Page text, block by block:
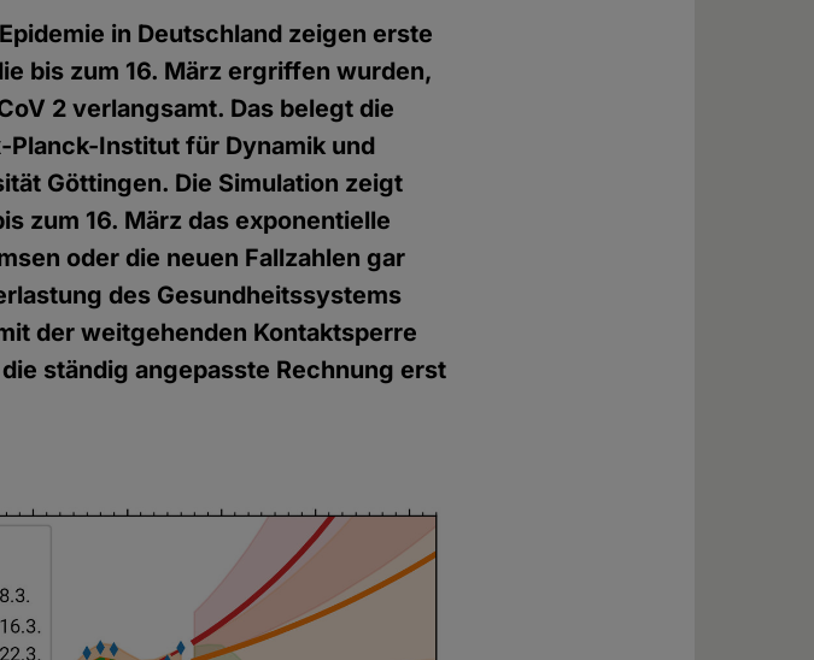
in Deutschland zeigen erste
bis zum 16. März ergriffen wurden,
2 verlangsamt. Das belegt die
Planck-Institut für Dynamik und
Göttingen. Die Simulation zeigt
zum 16. März das exponentielle
oder die neuen Fallzahlen gar
des Gesundheitssystems
der weitgehenden Kontaktsperre
ständig angepasste Rechnung erst